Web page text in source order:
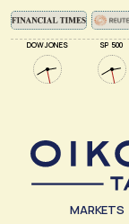
DOW JONES SP 500
MARKETS